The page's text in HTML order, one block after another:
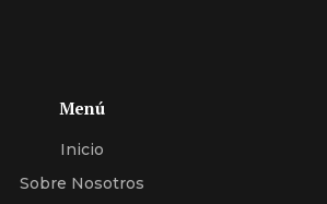
Menú
Inicio
Sobre Nosotros